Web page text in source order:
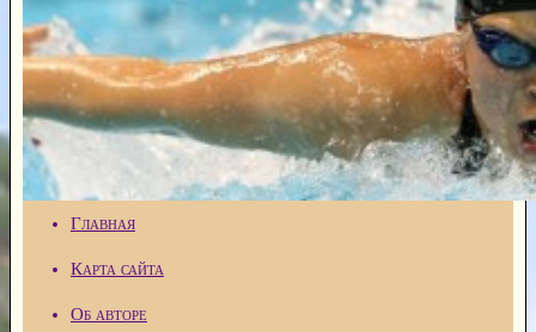
Главная
Карта сайта
Об авторе